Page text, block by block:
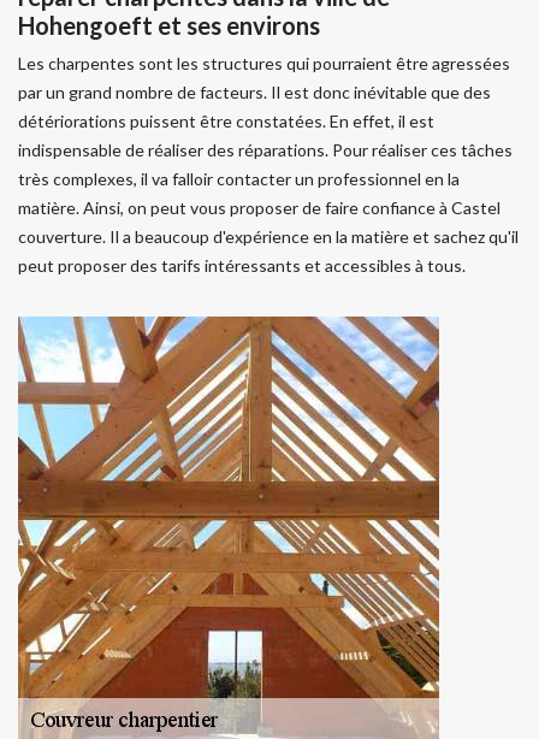
Hohengoeft et ses environs
Les charpentes sont les structures qui pourraient être agressées
par un grand nombre de facteurs. Il est donc inévitable que des
détériorations puissent être constatées. En effet, il est
indispensable de réaliser des réparations. Pour réaliser ces tâches
très complexes, il va falloir contacter un professionnel en la
matière. Ainsi, on peut vous proposer de faire confiance à Castel
couverture. Il a beaucoup d'expérience en la matière et sachez qu'il
peut proposer des tarifs intéressants et accessibles à tous.